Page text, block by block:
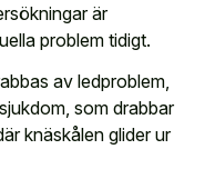
är
problem tidigt.
av ledproblem,
som drabbar
knäskålen glider ur